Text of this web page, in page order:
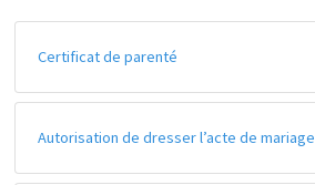
Certificat de parenté
Autorisation de dresser l’acte de mariage